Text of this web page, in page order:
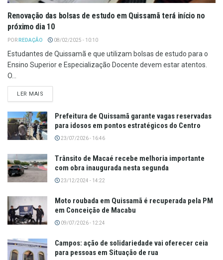
Renovação das bolsas de estudo em Quissamã terá início no
próximo dia 10
POR REDAÇÃO 08/02/2025 - 10:10
Estudantes de Quissamã e que utilizam bolsas de estudo para o
Ensino Superior e Especialização Docente devem estar atentos.
O...
LER MAIS
Prefeitura de Quissamã garante vagas reservadas
para idosos em pontos estratégicos do Centro
23/07/2026 - 16:46
Trânsito de Macaé recebe melhoria importante
com obra inaugurada nesta segunda
23/12/2024 - 14:22
Moto roubada em Quissamã é recuperada pela PM
em Conceição de Macabu
09/07/2026 - 12:24
Campos: ação de solidariedade vai oferecer ceia
para pessoas em Situação de rua